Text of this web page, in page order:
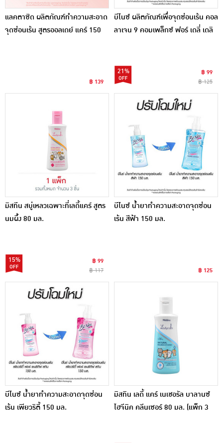
แลคตาซิด ผลิตภัณฑ์ทำความสะอาด
จุดซ่อนเร้น สูตรออลเดย์ แคร์ 150
฿ 139
บีไนซ์ ผลิตภัณฑ์เพื่อจุดซ่อนเร้น คอล
ลาเจน 9 คอมเพล็กซ์ ฟอร์ เดลี่ เดลิ
21%
฿ 99
฿ 125
มิสทีน สบู่เหลวเฉพาะที่เลดี้แคร์ สูตร
นมผึ้ง 80 มล.
15%
฿ 99
฿ 117
บีไนซ์ น้ำยาทำความสะอาดจุดซ่อน
เร้น สีฟ้า 150 มล.
฿ 125
บีไนซ์ น้ำยาทำความสะอาดจุดซ่อน
เร้น เพียวริตี้ 150 มล.
มิสทิน เลดี้ แคร์ เนเชอรัล บาลานซ์
ไฮจีนิค คลีนเซอร์ 80 มล. (แพ็ก 3